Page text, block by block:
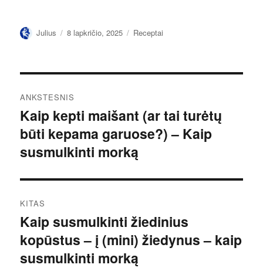
Autorius
Julius Paskelbta
8 lapkričio, 2025 Kategorijos
Receptai
tarp
įrašų
ANKSTESNIS
Ankstesnis
įrašas:
Kaip kepti maišant (ar tai turėtų
būti kepama garuose?) – Kaip
susmulkinti morką
KITAS
Kitas
įrašas:
Kaip susmulkinti žiedinius
kopūstus – į (mini) žiedynus – kaip
susmulkinti morką